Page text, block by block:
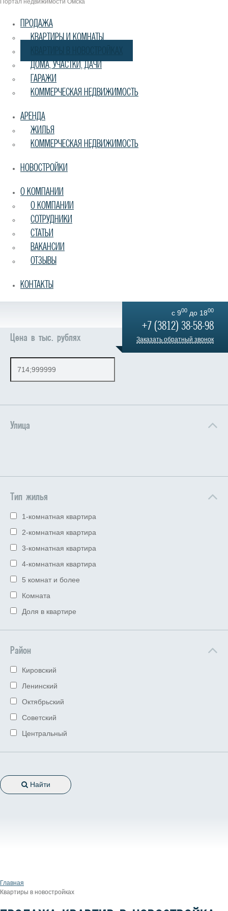
ПРОДАЖА
КВАРТИРЫ И КОМНАТЫ
ДОМА, УЧАСТКИ, ДАЧИ
ГАРАЖИ
КОММЕРЧЕСКАЯ НЕДВИЖИМОСТЬ
АРЕНДА
ЖИЛЬЯ
КОММЕРЧЕСКАЯ НЕДВИЖИМОСТЬ
НОВОСТРОЙКИ
О КОМПАНИИ
О КОМПАНИИ
СОТРУДНИКИ
СТАТЬИ
ВАКАНСИИ
ОТЗЫВЫ
КОНТАКТЫ
c 900 до 1800
+7 (3812) 38-58-98
Заказать обратный звонок
Цена в тыс. рублях
Улица
Тип жилья
1-комнатная квартира
2-комнатная квартира
3-комнатная квартира
4-комнатная квартира
5 комнат и более
Комната
Доля в квартире
Район
Кировский
Ленинский
Октябрьский
Советский
Центральный
Найти
Главная
Квартиры в новостройках